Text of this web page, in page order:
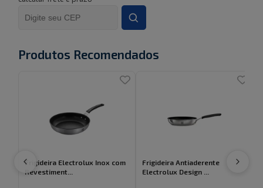
Produtos Recomendados
Frigideira Electrolux Inox com
Revestiment...
Frigideira Antiaderente
Electrolux Design ...